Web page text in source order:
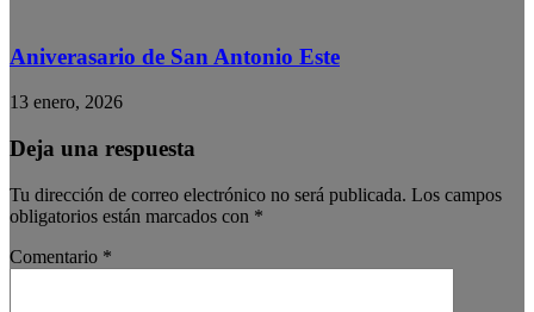
Aniverasario de San Antonio Este
13 enero, 2026
Deja una respuesta
Tu dirección de correo electrónico no será publicada. Los campos
obligatorios están marcados con *
Comentario *